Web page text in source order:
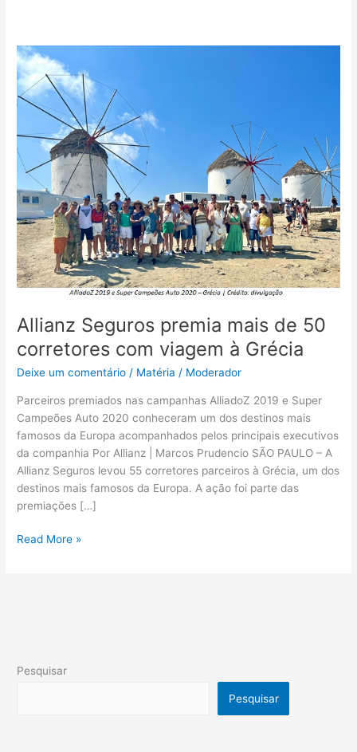
Allianz Seguros premia mais de 50
corretores com viagem à Grécia
Deixe um comentário / Matéria / Moderador
Parceiros premiados nas campanhas AlliadoZ 2019 e Super
Campeões Auto 2020 conheceram um dos destinos mais
famosos da Europa acompanhados pelos principais executivos
da companhia Por Allianz | Marcos Prudencio SÃO PAULO – A
Allianz Seguros levou 55 corretores parceiros à Grécia, um dos
destinos mais famosos da Europa. A ação foi parte das
premiações […]
Allianz
Seguros
premia
mais
50
corretores
com
viagem
à
Grécia
Read More »
Pesquisar
Pesquisar